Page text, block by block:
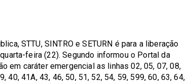
STTU, SINTRO e SETURN é para a liberação
feira (22). Segundo informou o Portal da
em caráter emergencial as linhas 02, 05, 07, 08,
40, 41A, 43, 46, 50, 51, 52, 54, 59, 599, 60, 63, 64,